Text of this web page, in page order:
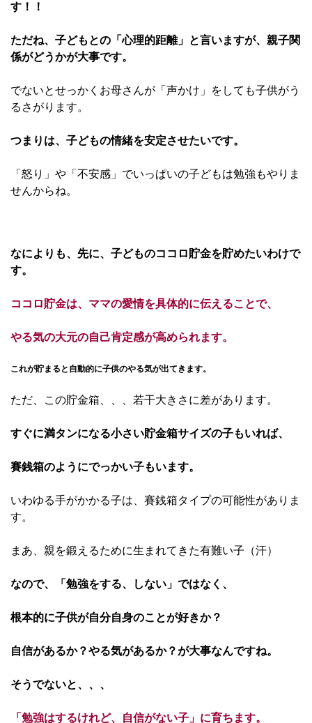
す！！
ただね、子どもとの「心理的距離」と言いますが、親子関
係がどうかが大事です。
でないとせっかくお母さんが「声かけ」をしても子供がう
るさがります。
つまりは、子どもの情緒を安定させたいです。
「怒り」や「不安感」でいっぱいの子どもは勉強もやりま
せんからね。
なによりも、先に、子どものココロ貯金を貯めたいわけで
す。
ココロ貯金は、ママの愛情を具体的に伝えることで、
やる気の大元の自己肯定感が高められます。
これが貯まると自動的に子供のやる気が出てきます。
ただ、この貯金箱、、、若干大きさに差があります。
すぐに満タンになる小さい貯金箱サイズの子もいれば、
賽銭箱のようにでっかい子もいます。
いわゆる手がかかる子は、賽銭箱タイプの可能性がありま
す。
まあ、親を鍛えるために生まれてきた有難い子（汗）
なので、「勉強をする、しない」ではなく、
根本的に子供が自分自身のことが好きか？
自信があるか？やる気があるか？が大事なんですね。
そうでないと、、、
「勉強はするけれど、自信がない子」に育ちます。